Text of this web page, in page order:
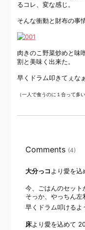
るコレ、変な感じ。
そんな衝動と財布の事
肉きのこ野菜炒めと味
割と美味く出来た。
早くドラム叩きてぇな
（一人で食うのに１合って多
Comments (4)
大分っコ より愛を込
今、ごはんのセット
そっか、やっちん左
早くドラム叩けるよ
床より愛を込めて